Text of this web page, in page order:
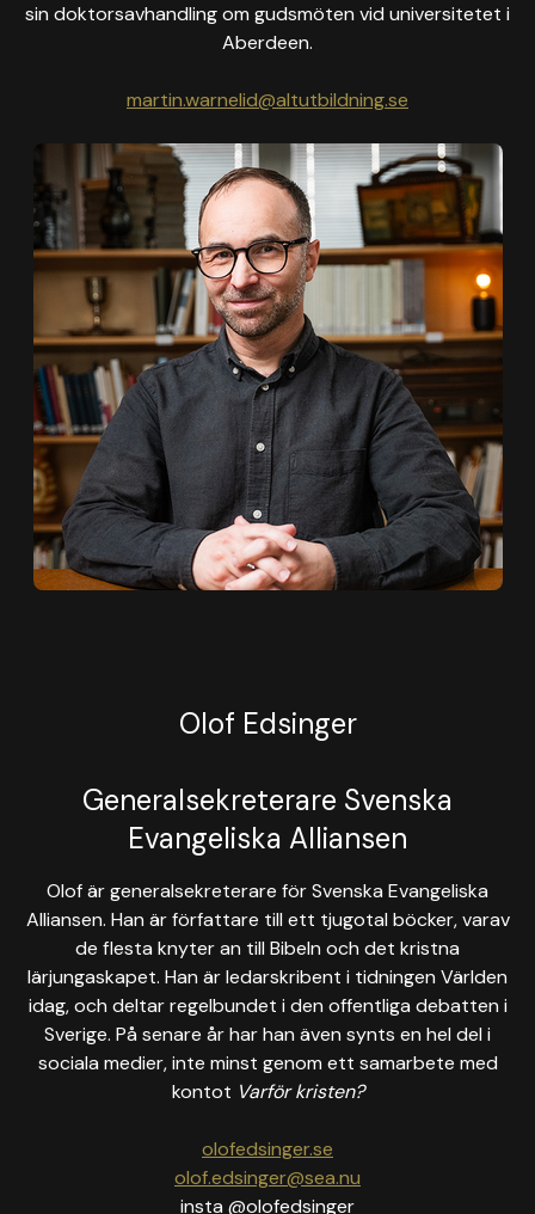
sin doktorsavhandling om gudsmöten vid universitetet i
Aberdeen.
martin.warnelid@altutbildning.se
Olof Edsinger
Generalsekreterare Svenska
Evangeliska Alliansen
Olof är generalsekreterare för Svenska Evangeliska
Alliansen. Han är författare till ett tjugotal böcker, varav
de flesta knyter an till Bibeln och det kristna
lärjungaskapet. Han är ledarskribent i tidningen Världen
idag, och deltar regelbundet i den offentliga debatten i
Sverige. På senare år har han även synts en hel del i
sociala medier, inte minst genom ett samarbete med
kontot Varför kristen?
olofedsinger.se
olof.edsinger@sea.nu
insta @olofedsinger